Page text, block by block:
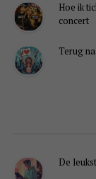
Hoe ik
concert
Terug
De